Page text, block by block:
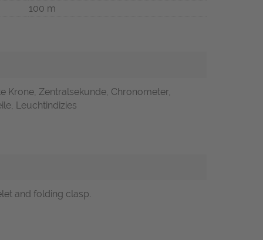
100 m
Krone, Zentralsekunde, Chronometer,
Leuchtindizies
and folding clasp.